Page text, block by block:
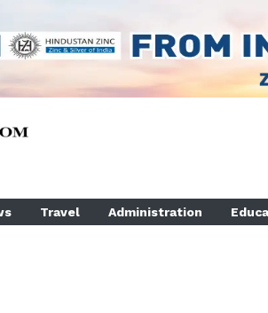
Travel Administration